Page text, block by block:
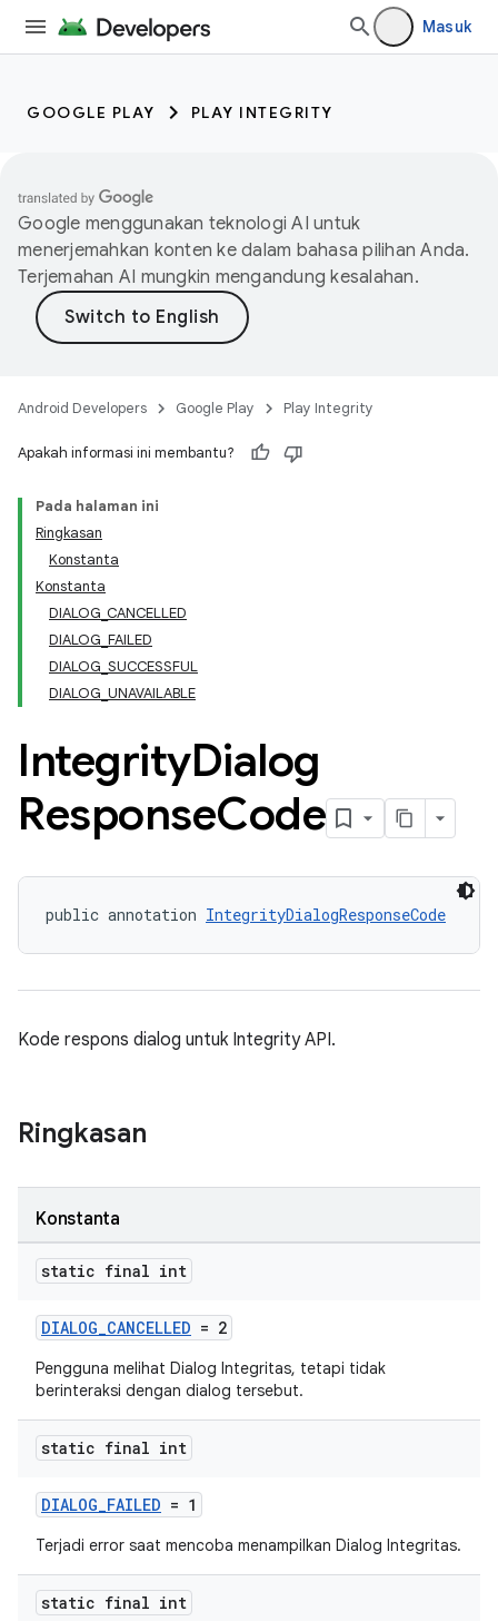
Masuk
GOOGLE PLAY PLAY INTEGRITY
Google menggunakan teknologi AI untuk
menerjemahkan konten ke dalam bahasa pilihan Anda.
Terjemahan AI mungkin mengandung kesalahan.
Android Developers Google Play Play Integrity
Apakah informasi ini membantu?
Pada halaman ini
Ringkasan
Konstanta
Konstanta
DIALOG_CANCELLED
DIALOG_FAILED
DIALOG_SUCCESSFUL
DIALOG_UNAVAILABLE
IntegrityDialog
ResponseCode
public annotation IntegrityDialogResponseCode
Kode respons dialog untuk Integrity API.
Ringkasan
Konstanta
static final int
DIALOG_CANCELLED = 2
Pengguna melihat Dialog Integritas, tetapi tidak
berinteraksi dengan dialog tersebut.
static final int
DIALOG_FAILED = 1
Terjadi error saat mencoba menampilkan Dialog Integritas.
static final int